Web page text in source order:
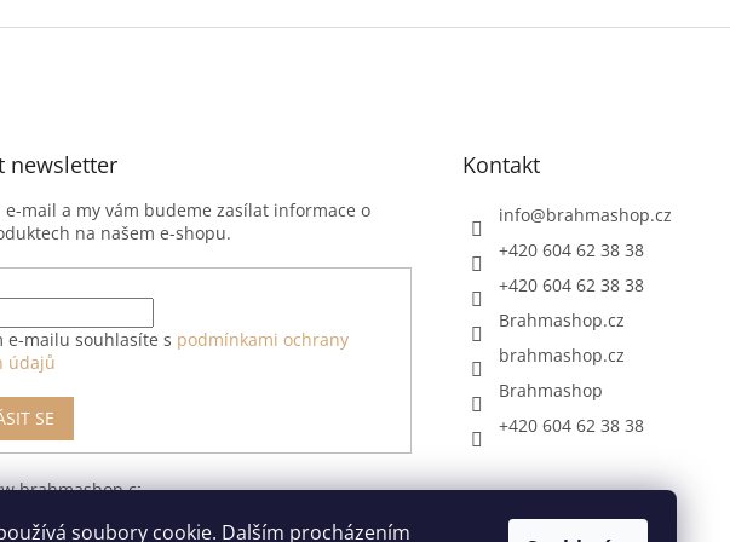
soubory cookie. Dalším procházením
newsletter
e-mail a my vám budeme zasílat informace o
na našem e-shopu.
e-mailu souhlasíte s podmínkami ochrany
údajů
SE
Kontakt
info@brahmashop.cz
+420 604 62 38 38
+420 604 62 38 38
Brahmashop.cz
brahmashop.cz
Brahmashop
+420 604 62 38 38
formular-